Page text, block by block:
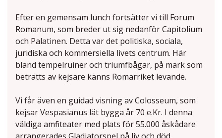
Efter en gemensam lunch fortsätter vi till Forum
Romanum, som breder ut sig nedanför Capitolium
och Palatinen. Detta var det politiska, sociala,
juridiska och kommersiella livets centrum. Här
bland tempelruiner och triumfbågar, på mark som
beträtts av kejsare känns Romarriket levande.
Vi får även en guidad visning av Colosseum, som
kejsar Vespasianus lät bygga år 70 e.Kr. I denna
väldiga amfiteater med plats för 55.000 åskådare